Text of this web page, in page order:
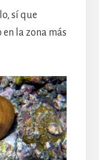
sí que
la zona más